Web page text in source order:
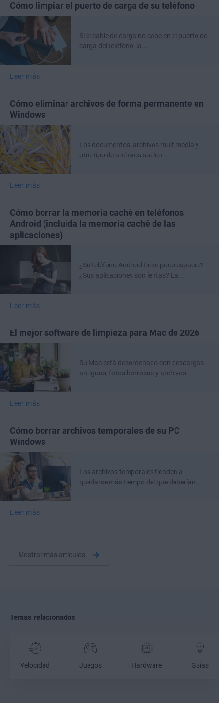
Cómo limpiar el puerto de carga de su teléfono
Si el cable de carga no cabe en el puerto de
carga del teléfono, la...
Leer más
Cómo eliminar archivos de forma permanente en
Windows
Los documentos, archivos multimedia y
otro tipo de archivos suelen...
Leer más
Cómo borrar la memoria caché en teléfonos
Android (incluida la memoria caché de las
aplicaciones)
¿Su teléfono Android tiene poco espacio?
¿Sus aplicaciones son lentas? La...
Leer más
El mejor software de limpieza para Mac de 2026
Su Mac está desordenado con descargas
antiguas, fotos borrosas y archivos...
Leer más
Cómo borrar archivos temporales de su PC
Windows
Los archivos temporales tienden a
quedarse más tiempo del que deberían....
Leer más
Mostrar más artículos
Temas relacionados
Velocidad Juegos Hardware Guías